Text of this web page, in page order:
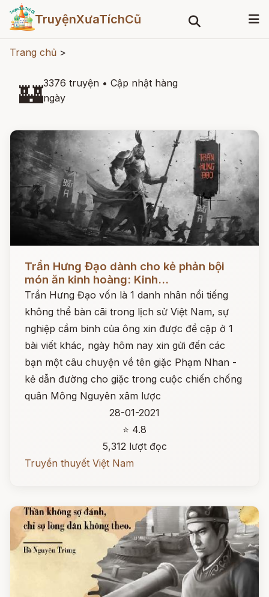
TruyệnXưaTíchCũ
Trang chủ >
🏰3376 truyện • Cập nhật hàng
ngày
Đọc ngay
Trần Hưng Đạo dành cho kẻ phản bội
món ăn kinh hoàng: Kinh...
Trần Hưng Đạo vốn là 1 danh nhân nổi tiếng
không thể bàn cãi trong lịch sử Việt Nam, sự
nghiệp cầm binh của ông xin được đề cập ở 1
bài viết khác, ngày hôm nay xin gửi đến các
bạn một câu chuyện về tên giặc Phạm Nhan -
kẻ dẫn đường cho giặc trong cuộc chiến chống
quân Mông Nguyên xâm lược
28-01-2021
⭐ 4.8
5,312 lượt đọc
Truyền thuyết Việt Nam